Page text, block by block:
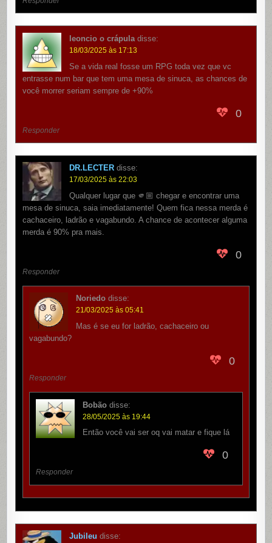
leoncio o crápula disse:
18/03/2025 às 17:13
Se a vida real fosse um RPG toda vez que vc
entrasse num bar que tem uma mesa de sinuca, as chances de
você morrer seriam sempre de +90%
0
Responder
DR.LECTER disse:
17/03/2025 às 22:03
Qualquer lugar que 🫵🏼 chegar e encontrar uma
mesa de sinuca, saia imediatamente! Quem fica nessa merda é
cachaceiro, ladrão e vagabundo. A chance de acontecer alguma
merda é 90% pra mais.
0
Responder
Noriedo disse:
21/03/2025 às 05:41
Mas é se eu for ladrão, cachaceiro ou
vagabundo?
0
Responder
Bobão disse:
28/05/2025 às 19:44
Então você vai ser oq vai matar e fique lá
0
Responder
Jubileu disse: